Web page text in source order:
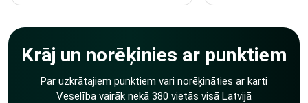
Krāj un norēķinies ar punktiem
Par uzkrātajiem punktiem vari norēķināties ar karti
Veselība vairāk nekā 380 vietās visā Latvijā